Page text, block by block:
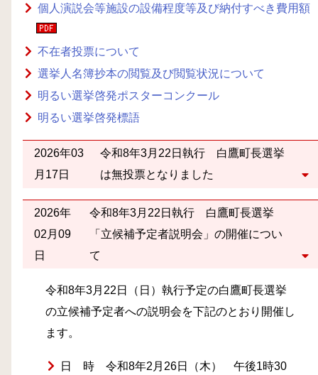
個人演説会等施設の設備程度等及び納付すべき費用額
不在者投票について
選挙人名簿抄本の閲覧及び閲覧状況について
明るい選挙啓発ポスターコンクール
明るい選挙啓発標語
2026年03
月17日
令和8年3月22日執行 白鷹町長選挙
は無投票となりました
2026年
02月09
日
令和8年3月22日執行 白鷹町長選挙
「立候補予定者説明会」の開催につい
て
令和8年3月22日（日）執行予定の白鷹町長選挙
の立候補予定者への説明会を下記のとおり開催し
ます。
日 時 令和8年2月26日（木） 午後1時30